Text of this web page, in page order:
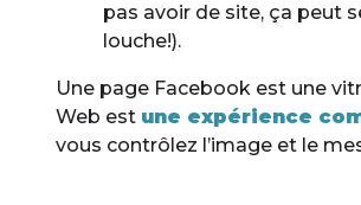
pas avoir de site, ça peut
louche!).
Une page Facebook est une
Web est une expérience
vous contrôlez l’image et le